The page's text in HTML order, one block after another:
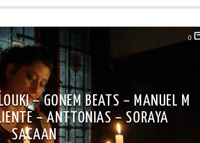
0
– GONEM BEATS – MANUEL M
– ANTTONIAS – SORAYA
SACAAN